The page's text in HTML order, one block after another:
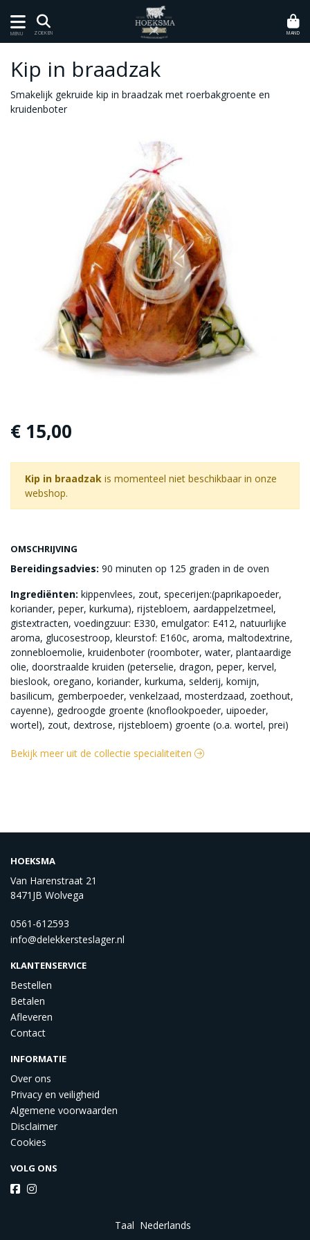
MENU ZOEKEN MAND
OMSCHRIJVING
Bereidingsadvies: 90 minuten op 125 graden in de oven
Ingrediënten: kippenvlees, zout, specerijen:(paprikapoeder,
koriander, peper, kurkuma), rijstebloem, aardappelzetmeel,
gistextracten, voedingzuur: E330, emulgator: E412, natuurlijke
aroma, glucosestroop, kleurstof: E160c, aroma, maltodextrine,
zonnebloemolie, kruidenboter (roomboter, water, plantaardige
olie, doorstraalde kruiden (peterselie, dragon, peper, kervel,
bieslook, oregano, koriander, kurkuma, selderij, komijn,
basilicum, gemberpoeder, venkelzaad, mosterdzaad, zoethout,
cayenne), gedroogde groente (knoflookpoeder, uipoeder,
wortel), zout, dextrose, rijstebloem) groente (o.a. wortel, prei)
Kip in braadzak
Smakelijk gekruide kip in braadzak met roerbakgroente en
kruidenboter
€ 15,00
Kip in braadzak is momenteel niet beschikbaar in onze
webshop.
Bekijk meer uit de collectie specialiteiten
HOEKSMA
Van Harenstraat 21
8471JB Wolvega
0561-612593
info@delekkersteslager.nl
KLANTENSERVICE
Bestellen
Betalen
Afleveren
Contact
INFORMATIE
Over ons
Privacy en veiligheid
Algemene voorwaarden
Disclaimer
Cookies
VOLG ONS
Taal